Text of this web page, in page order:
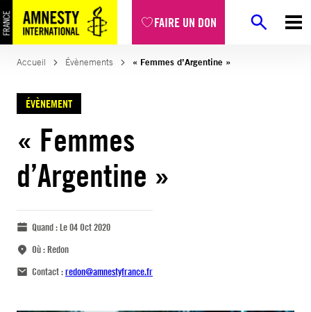
FAIRE UN DON
Accueil Évènements « Femmes d’Argentine »
ÉVÈNEMENT
« Femmes
d’Argentine »
Quand :Le 04 Oct 2020
Où :Redon
Contact :redon@amnestyfrance.fr